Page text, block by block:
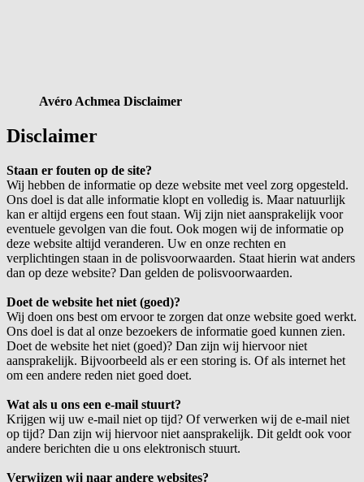
Avéro Achmea Disclaimer
Disclaimer
Staan er fouten op de site?
Wij hebben de informatie op deze website met veel zorg opgesteld.
Ons doel is dat alle informatie klopt en volledig is. Maar natuurlijk
kan er altijd ergens een fout staan. Wij zijn niet aansprakelijk voor
eventuele gevolgen van die fout. Ook mogen wij de informatie op
deze website altijd veranderen. Uw en onze rechten en
verplichtingen staan in de polisvoorwaarden. Staat hierin wat anders
dan op deze website? Dan gelden de polisvoorwaarden.
Doet de website het niet (goed)?
Wij doen ons best om ervoor te zorgen dat onze website goed werkt.
Ons doel is dat al onze bezoekers de informatie goed kunnen zien.
Doet de website het niet (goed)? Dan zijn wij hiervoor niet
aansprakelijk. Bijvoorbeeld als er een storing is. Of als internet het
om een andere reden niet goed doet.
Wat als u ons een e-mail stuurt?
Krijgen wij uw e-mail niet op tijd? Of verwerken wij de e-mail niet
op tijd? Dan zijn wij hiervoor niet aansprakelijk. Dit geldt ook voor
andere berichten die u ons elektronisch stuurt.
Verwijzen wij naar andere websites?